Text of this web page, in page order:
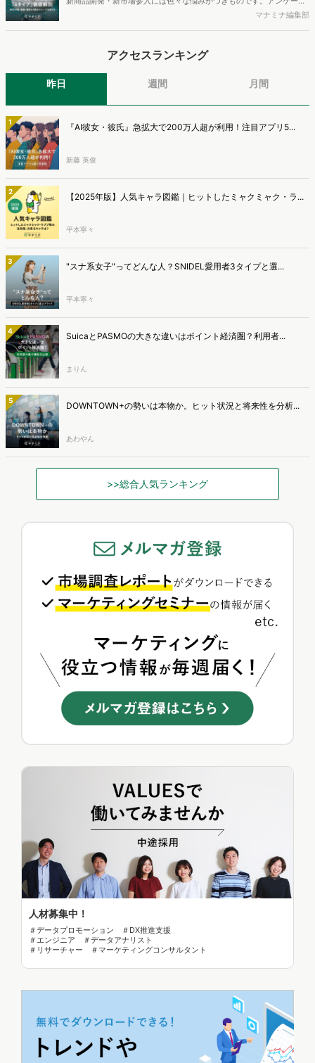
調査を実施しても、購買実態が不透明、新商品の受容性も判断しきれ
ようにして市場理解をしていけるのか、現状の既発商品のセグメント
す。新商品開発関連担当者様・マーケティング担当者様向け必見のレ
ウンロードできます。
マナミナ編集部
アクセスランキング
昨日 週間 月間
1 『AI彼女・彼氏』急拡大で200万人超が利用！注目アプリ5...
新藤 英俊
2 【2025年版】人気キャラ図鑑｜ヒットしたミャクミャク・ラ...
平本寧々
3 "スナ系女子"ってどんな人？SNIDEL愛用者3タイプと選...
平本寧々
4 SuicaとPASMOの大きな違いはポイント経済圏？利用者...
まりん
5 DOWNTOWN+の勢いは本物か。ヒット状況と将来性を分析...
あわやん
>>総合人気ランキング
人材募集中！
＃データプロモーション ＃DX推進支援
＃エンジニア ＃データアナリスト
＃リサーチャー ＃マーケティングコンサルタント